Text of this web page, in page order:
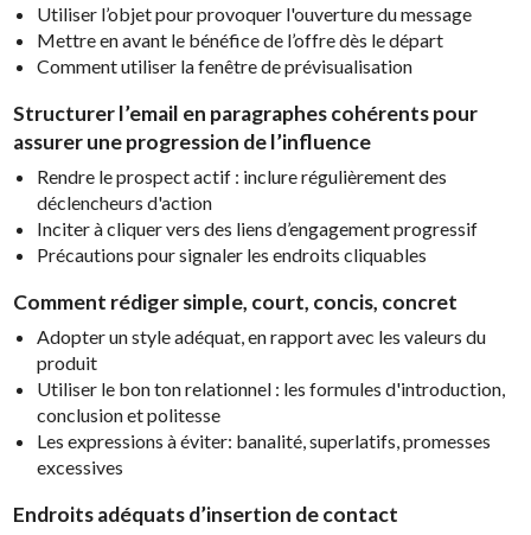
Utiliser l’objet pour provoquer l'ouverture du message
Mettre en avant le bénéfice de l’offre dès le départ
Comment utiliser la fenêtre de prévisualisation
Structurer l’email en paragraphes cohérents pour
assurer une progression de l’influence
Rendre le prospect actif : inclure régulièrement des
déclencheurs d'action
Inciter à cliquer vers des liens d’engagement progressif
Précautions pour signaler les endroits cliquables
Comment rédiger simple, court, concis, concret
Adopter un style adéquat, en rapport avec les valeurs du
produit
Utiliser le bon ton relationnel : les formules d'introduction,
conclusion et politesse
Les expressions à éviter: banalité, superlatifs, promesses
excessives
Endroits adéquats d’insertion de contact